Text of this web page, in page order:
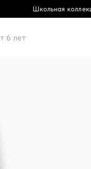
больше - плати меньше!
6 лет